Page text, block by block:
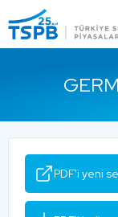
Close
PDF'i yeni